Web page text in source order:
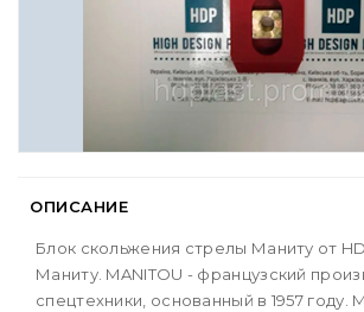
ОПИСАНИЕ
Блок скольжения стрелы Маниту от
Маниту. MANITOU - французский
спецтехники, основанный в 1957